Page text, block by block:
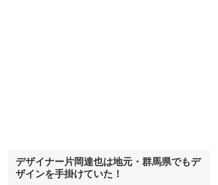
デザイナー片岡達也は地元・群馬県でもデ
ザインを手掛けていた！